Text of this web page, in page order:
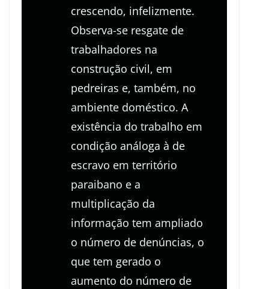
crescendo, infelizmente.
Observa-se resgate de
trabalhadores na
construção civil, em
pedreiras e, também, no
ambiente doméstico. A
existência do trabalho em
condição análoga à de
escravo em território
paraibano e a
multiplicação da
informação tem ampliado
o número de denúncias, o
que tem gerado o
aumento do número de